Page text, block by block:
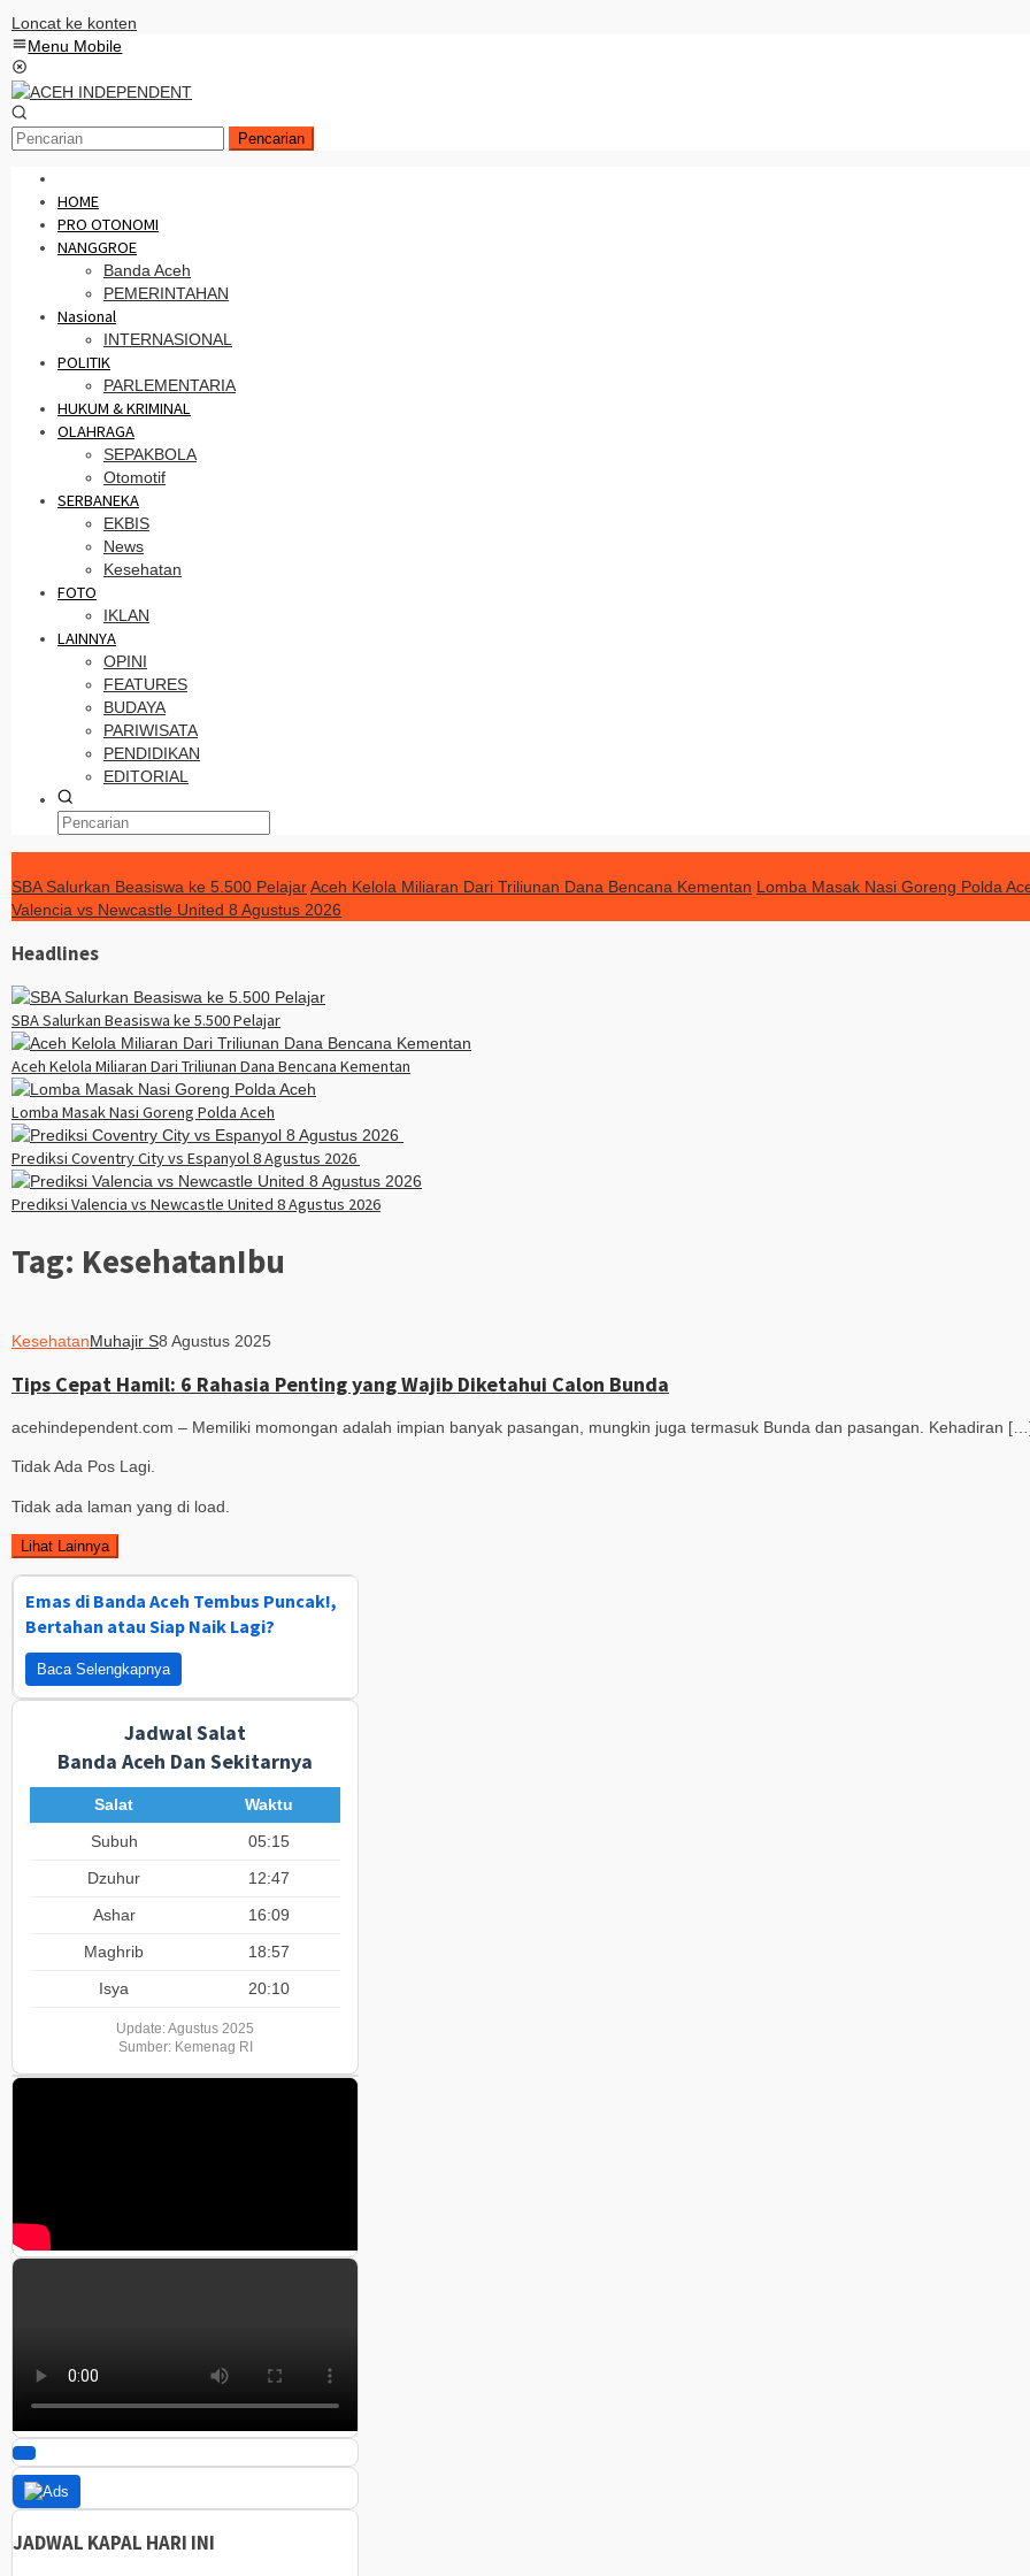
Loncat ke konten
Menu Mobile
Pencarian
HOME
PRO OTONOMI
NANGGROE
Banda Aceh
PEMERINTAHAN
Nasional
INTERNASIONAL
POLITIK
PARLEMENTARIA
HUKUM & KRIMINAL
OLAHRAGA
SEPAKBOLA
Otomotif
SERBANEKA
EKBIS
News
Kesehatan
FOTO
IKLAN
LAINNYA
OPINI
FEATURES
BUDAYA
PARIWISATA
PENDIDIKAN
EDITORIAL
SBA Salurkan Beasiswa ke 5.500 PelajarAceh Kelola Miliaran Dari Triliunan Dana Bencana Kementan Lomba Masak Nasi Goreng Polda
Valencia vs Newcastle United 8 Agustus 2026
Headlines
SBA Salurkan Beasiswa ke 5.500 Pelajar
Aceh Kelola Miliaran Dari Triliunan Dana Bencana Kementan
Lomba Masak Nasi Goreng Polda Aceh
Prediksi Coventry City vs Espanyol 8 Agustus 2026
Prediksi Valencia vs Newcastle United 8 Agustus 2026
Tag: KesehatanIbu
KesehatanMuhajir S8 Agustus 2025
Tips Cepat Hamil: 6 Rahasia Penting yang Wajib Diketahui Calon Bunda
acehindependent.com – Memiliki momongan adalah impian banyak pasangan, mungkin juga termasuk Bunda dan pasangan. Kehadiran
Tidak Ada Pos Lagi.
Tidak ada laman yang di load.
Lihat Lainnya
Emas di Banda Aceh Tembus Puncak!,
Bertahan atau Siap Naik Lagi?
Baca Selengkapnya
Jadwal Salat
Banda Aceh Dan Sekitarnya
Salat
Waktu
Subuh
05:15
Dzuhur
12:47
Ashar
16:09
Maghrib
18:57
Isya
20:10
Update: Agustus 2025
Sumber: Kemenag RI
JADWAL KAPAL HARI INI